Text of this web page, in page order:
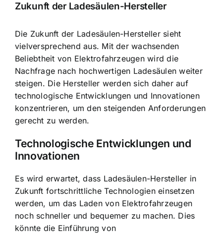
Zukunft der Ladesäulen-Hersteller
Die Zukunft der Ladesäulen-Hersteller sieht
vielversprechend aus. Mit der wachsenden
Beliebtheit von Elektrofahrzeugen wird die
Nachfrage nach hochwertigen Ladesäulen weiter
steigen. Die Hersteller werden sich daher auf
technologische Entwicklungen und Innovationen
konzentrieren, um den steigenden Anforderungen
gerecht zu werden.
Technologische Entwicklungen und
Innovationen
Es wird erwartet, dass Ladesäulen-Hersteller in
Zukunft fortschrittliche Technologien einsetzen
werden, um das Laden von Elektrofahrzeugen
noch schneller und bequemer zu machen. Dies
könnte die Einführung von